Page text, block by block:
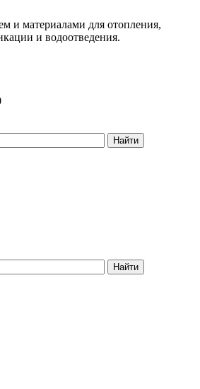
и материалами для отопления,
и водоотведения.